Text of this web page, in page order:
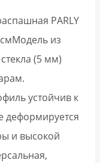
PARLY
из
(5 мм)
устойчив к
деформируется
и высокой